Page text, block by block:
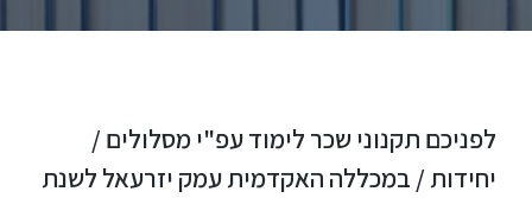
אנגלית
תואר
לפניכם תקנוני שכר לימוד עפ"י מסלולים /
יחידות / במכללה האקדמית עמק יזרעאל לשנת